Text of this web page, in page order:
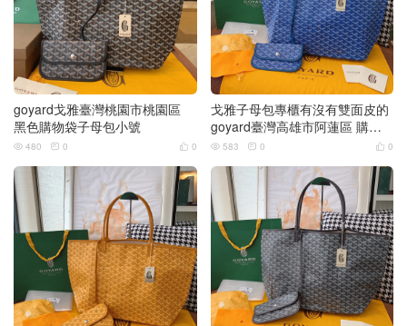
goyard戈雅臺灣桃園市桃園區
黑色購物袋子母包小號
 0
 480  0
戈雅子母包專櫃有沒有雙面皮的
goyard臺灣高雄市阿蓮區 購物
袋子母包
 0
 583  0